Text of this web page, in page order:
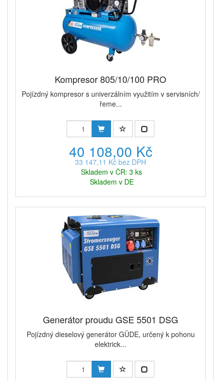
Kompresor 805/10/100 PRO
Pojízdný kompresor s univerzálním využitím v servisních/
řeme...
40 108,00 Kč
33 147,11 Kč bez DPH
Skladem v ČR: 3 ks
Skladem v DE
Generátor proudu GSE 5501 DSG
Pojízdný dieselový generátor GÜDE, určený k pohonu
elektrick...